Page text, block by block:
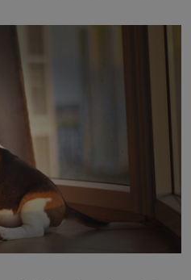
naší pokožky. Ohnivá
znamení Berana, Lva a
a neutuchající elán.